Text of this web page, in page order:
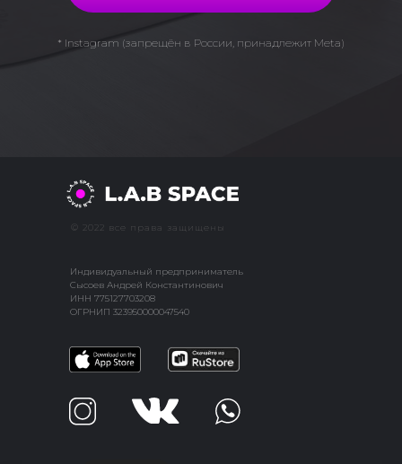
* Instagram (запрещён в России, принадлежит Meta)
© 2022 все права защищены
Индивидуальный предприниматель
Сысоев Андрей Константинович
ИНН 775127703208
ОГРНИП 323950000047540